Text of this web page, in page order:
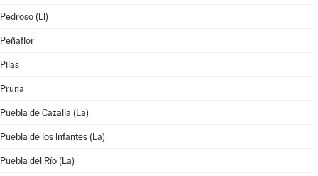
Pedroso (El)
Peñaflor
Pilas
Pruna
Puebla de Cazalla (La)
Puebla de los Infantes (La)
Puebla del Río (La)